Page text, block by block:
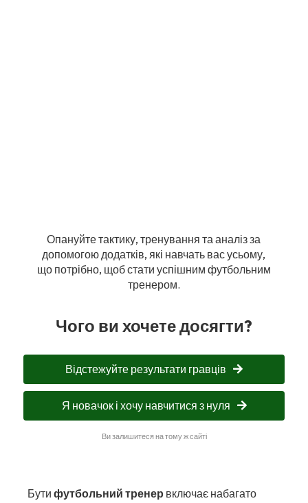
Опануйте тактику, тренування та аналіз за
допомогою додатків, які навчать вас усьому,
що потрібно, щоб стати успішним футбольним
тренером.
Чого ви хочете досягти?
Відстежуйте результати гравців
Я новачок і хочу навчитися з нуля
Ви залишитеся на тому ж сайті
Бутифутбольний тренер включає набагато